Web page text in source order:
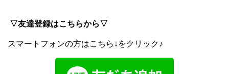
▽友達登録はこちらから▽
スマートフォンの方はこちら↓をクリック♪